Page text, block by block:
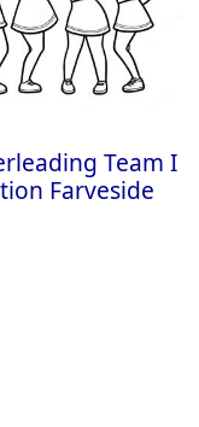
Team I
Farveside